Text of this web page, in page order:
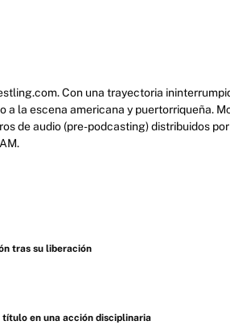
Con una trayectoria
la escena americana y puertorriqueña.
de audio (pre-podcasting) distribuidos
tras su liberación
título en una acción disciplinaria